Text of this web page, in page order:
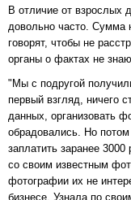
В отличие от взрослых
довольно часто. Сумма
говорят, чтобы не
органы о фактах не
"Мы с подругой
первый взгляд, ничего
данных, организовать
обрадовались. Но
заплатить заранее
со своим известным
фотографии их не
бизнесе. Узнала по